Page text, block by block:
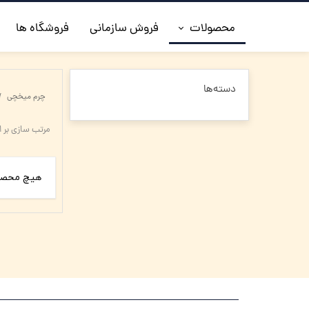
محصولات
◼️جدیدترین ها
فروش سازمانی فروشگاه ها
دسته‌ها چرم میخچی
مرتب سازی
هیچ